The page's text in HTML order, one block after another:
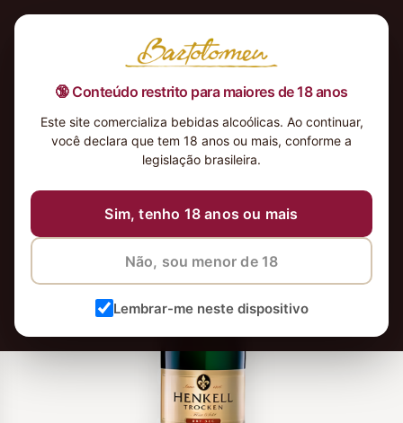
🔞 Conteúdo restrito para maiores de 18 anos
Este site comercializa bebidas alcoólicas. Ao continuar,
você declara que tem 18 anos ou mais, conforme a
legislação brasileira.
Sim, tenho 18 anos ou mais
Não, sou menor de 18
Lembrar-me neste dispositivo